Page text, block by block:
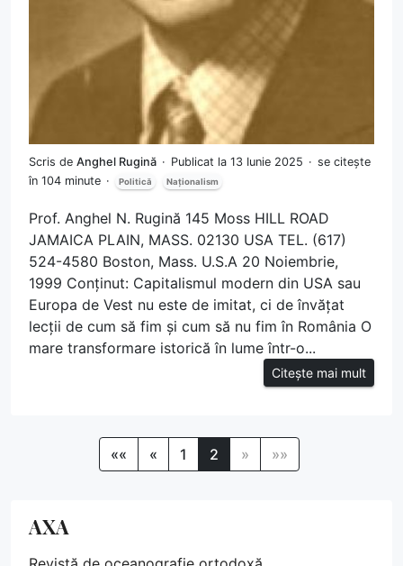
Scris de Anghel Rugină Publicat la 13 Iunie 2025
se citește
în 104 minute
Politică Naționalism
Prof. Anghel N. Rugină 145 Moss HILL ROAD
JAMAICA PLAIN, MASS. 02130 USA TEL. (617)
524-4580 Boston, Mass. U.S.A 20 Noiembrie,
1999 Conținut: Capitalismul modern din USA sau
Europa de Vest nu este de imitat, ci de învățat
lecții de cum să fim și cum să nu fim în România O
mare transformare istorică în lume într-o...
Citește mai mult
«« « 1 2 » »»
AXA